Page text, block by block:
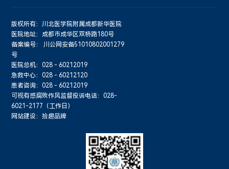
版权所有：川北医学院附属成都新华医院
医院地址：成都市成华区双桥路180号
备案编号：川公网安备51010802001279
号
医院总机：028 - 60212019
急救中心：028 - 60212120
患者咨询：028 - 60212019
可视有感腐败作风监督投诉电话：028-
6021-2177（工作日）
网站建设：拾趣品牌